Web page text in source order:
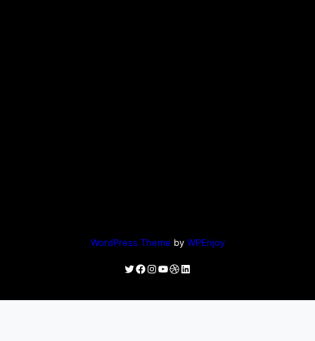
WordPress Theme by WPEnjoy
Twitter
Facebook
Instagram
YouTube
Dribbble
LinkedIn